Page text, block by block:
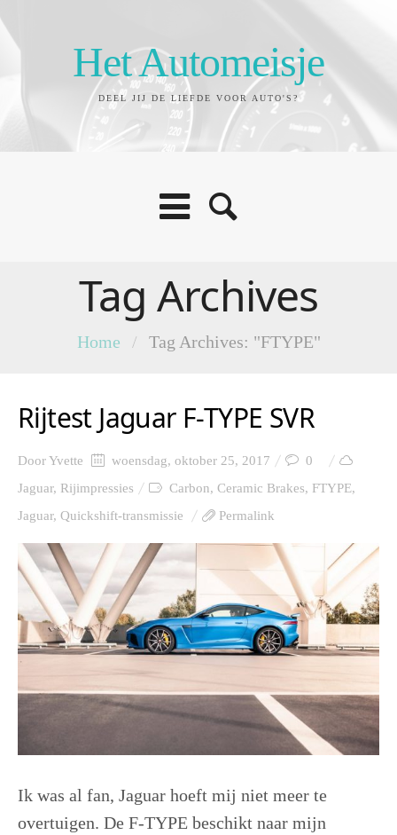
Het Automeisje
DEEL JIJ DE LIEFDE VOOR AUTO'S?
Tag Archives
Home / Tag Archives: "FTYPE"
Rijtest Jaguar F-TYPE SVR
DoorYvette woensdag, oktober 25, 2017
0
Jaguar, Rijimpressies Carbon, Ceramic Brakes, FTYPE,
Jaguar, Quickshift-transmissie Permalink
Ik was al fan, Jaguar hoeft mij niet meer te
overtuigen. De F-TYPE beschikt naar mijn